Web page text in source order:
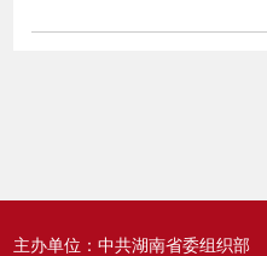
主办单位：中共湖南省委组织部